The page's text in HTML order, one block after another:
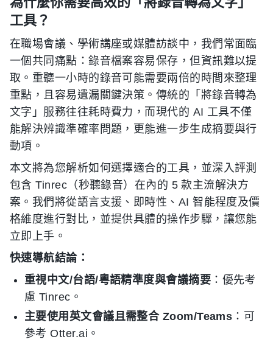
工具？
在職場會議、學術講座或媒體訪談中，我們常面臨
一個共同痛點：錄音檔案容易保存，但資訊難以提
取。重聽一小時的錄音可能需要兩倍的時間來整理
重點，且容易遺漏關鍵決策。傳統的「將錄音轉為
文字」服務往往耗時費力，而現代的 AI 工具不僅
能解決辨識準確率問題，更能進一步生成摘要與行
動項。
本文將為您解析如何選擇適合的工具，並深入評測
包含 Tinrec（秒聽錄音）在內的 5 款主流解決方
案。我們將從語言支援、即時性、AI 智能程度及價
格維度進行對比，並提供具體的操作步驟，讓您能
立即上手。
快速導航結論：
重視中文/台語/粵語精準度與會議摘要 ：優先考
慮 Tinrec。
主要使用英文會議且需整合 Zoom/Teams ：可
參考 Otter.ai。